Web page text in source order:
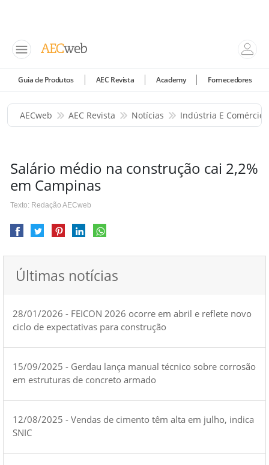
Guia de Produtos AEC Revista Academy Fornecedores
AECweb AEC Revista Notícias Indústria E Comércio
Salário médio na construção cai 2,2%
em Campinas
Texto: Redação AECweb
Últimas notícias
28/01/2026 - FEICON 2026 ocorre em abril e reflete novo
ciclo de expectativas para construção
15/09/2025 - Gerdau lança manual técnico sobre corrosão
em estruturas de concreto armado
12/08/2025 - Vendas de cimento têm alta em julho, indica
SNIC